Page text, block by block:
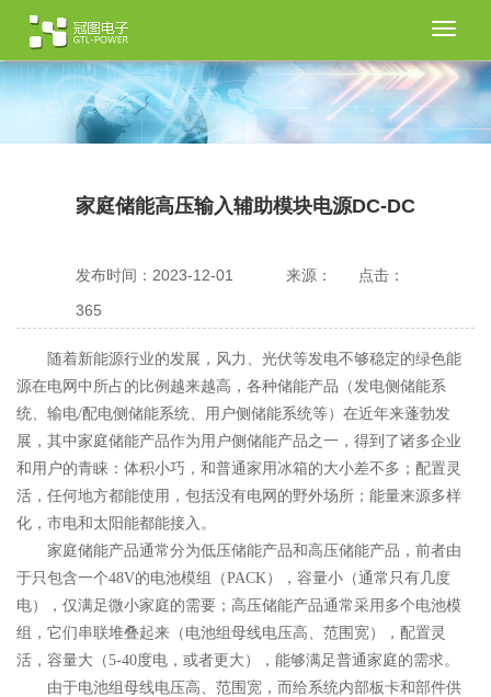
切
导
航
家庭储能高压输入辅助模块电源DC-DC
发布时间：2023-12-01 来源：
点击：
365
随着新能源行业的发展，风力、光伏等发电不够稳定的绿色能
源在电网中所占的比例越来越高，各种储能产品（发电侧储能系
统、输电/配电侧储能系统、用户侧储能系统等）在近年来蓬勃发
展，其中家庭储能产品作为用户侧储能产品之一，得到了诸多企业
和用户的青睐：体积小巧，和普通家用冰箱的大小差不多；配置灵
活，任何地方都能使用，包括没有电网的野外场所；能量来源多样
化，市电和太阳能都能接入。
家庭储能产品通常分为低压储能产品和高压储能产品，前者由
于只包含一个48V的电池模组（PACK），容量小（通常只有几度
电），仅满足微小家庭的需要；高压储能产品通常采用多个电池模
组，它们串联堆叠起来（电池组母线电压高、范围宽），配置灵
活，容量大（5-40度电，或者更大），能够满足普通家庭的需求。
由于电池组母线电压高、范围宽，而给系统内部板卡和部件供